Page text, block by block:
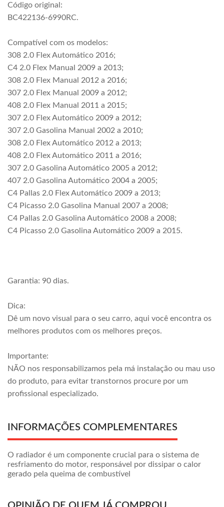
Código original:
BC422136-6990RC.
Compatível com os modelos:
308 2.0 Flex Automático 2016;
C4 2.0 Flex Manual 2009 a 2013;
308 2.0 Flex Manual 2012 a 2016;
307 2.0 Flex Manual 2009 a 2012;
408 2.0 Flex Manual 2011 a 2015;
307 2.0 Flex Automático 2009 a 2012;
307 2.0 Gasolina Manual 2002 a 2010;
308 2.0 Flex Automático 2012 a 2013;
408 2.0 Flex Automático 2011 a 2016;
307 2.0 Gasolina Automático 2005 a 2012;
407 2.0 Gasolina Automático 2004 a 2005;
C4 Pallas 2.0 Flex Automático 2009 a 2013;
C4 Picasso 2.0 Gasolina Manual 2007 a 2008;
C4 Pallas 2.0 Gasolina Automático 2008 a 2008;
C4 Picasso 2.0 Gasolina Automático 2009 a 2015.
Garantia: 90 dias.
Dica:
Dê um novo visual para o seu carro, aqui você encontra os
melhores produtos com os melhores preços.
Importante:
NÃO nos responsabilizamos pela má instalação ou mau uso
do produto, para evitar transtornos procure por um
profissional especializado.
INFORMAÇÕES COMPLEMENTARES
O radiador é um componente crucial para o sistema de
resfriamento do motor, responsável por dissipar o calor
gerado pela queima de combustível